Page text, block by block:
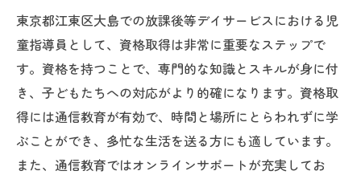
東京都江東区大島での放課後等デイサービスにおける児
童指導員として、資格取得は非常に重要なステップで
す。資格を持つことで、専門的な知識とスキルが身に付
き、子どもたちへの対応がより的確になります。資格取
得には通信教育が有効で、時間と場所にとらわれずに学
ぶことができ、多忙な生活を送る方にも適しています。
また、通信教育ではオンラインサポートが充実してお